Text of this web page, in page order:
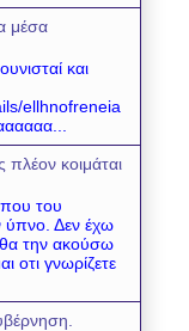
μέσα
και
ellhnofreneia
κοιμάται
του
ύπνο. Δεν έχω
την ακούσω
οτι γνωρίζετε